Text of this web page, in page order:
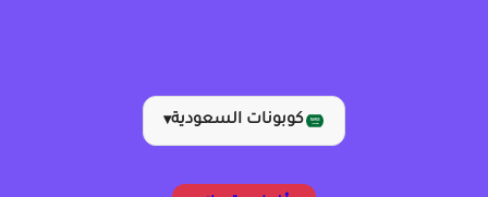
كوبونات السعودية▾